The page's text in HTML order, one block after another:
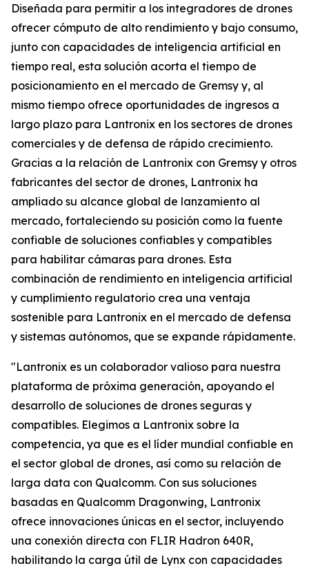
Diseñada para permitir a los integradores de drones
ofrecer cómputo de alto rendimiento y bajo consumo,
junto con capacidades de inteligencia artificial en
tiempo real, esta solución acorta el tiempo de
posicionamiento en el mercado de Gremsy y, al
mismo tiempo ofrece oportunidades de ingresos a
largo plazo para Lantronix en los sectores de drones
comerciales y de defensa de rápido crecimiento.
Gracias a la relación de Lantronix con Gremsy y otros
fabricantes del sector de drones, Lantronix ha
ampliado su alcance global de lanzamiento al
mercado, fortaleciendo su posición como la fuente
confiable de soluciones confiables y compatibles
para habilitar cámaras para drones. Esta
combinación de rendimiento en inteligencia artificial
y cumplimiento regulatorio crea una ventaja
sostenible para Lantronix en el mercado de defensa
y sistemas autónomos, que se expande rápidamente.
"Lantronix es un colaborador valioso para nuestra
plataforma de próxima generación, apoyando el
desarrollo de soluciones de drones seguras y
compatibles. Elegimos a Lantronix sobre la
competencia, ya que es el líder mundial confiable en
el sector global de drones, así como su relación de
larga data con Qualcomm. Con sus soluciones
basadas en Qualcomm Dragonwing, Lantronix
ofrece innovaciones únicas en el sector, incluyendo
una conexión directa con FLIR Hadron 640R,
habilitando la carga útil de Lynx con capacidades